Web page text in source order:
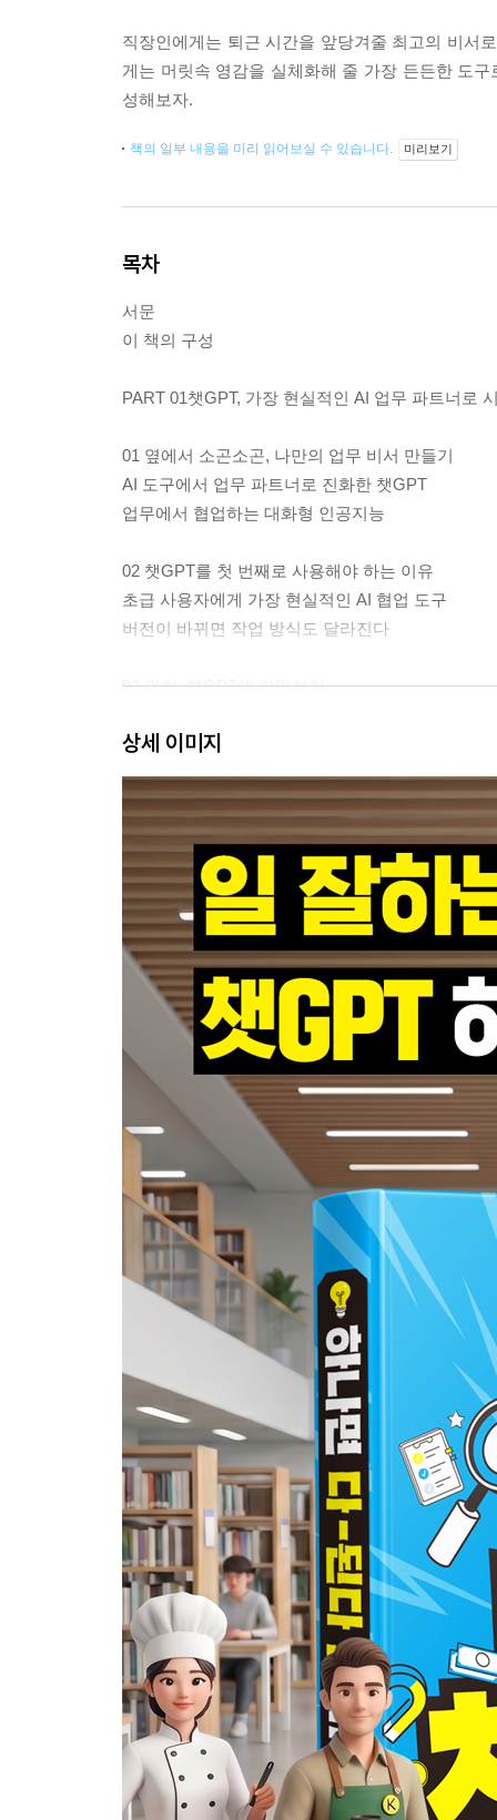
직장인에게는 퇴근 시간을 앞당겨줄 최고의 비서
게는 머릿속 영감을 실체화해 줄 가장 든든한 도
성해보자.
책의 일부 내용을 미리 읽어보실 수 있습니다. 미리보기
목차
서문
이 책의 구성
PART 01챗GPT, 가장 현실적인 AI 업무 파트너로
01 옆에서 소곤소곤, 나만의 업무 비서 만들기
AI 도구에서 업무 파트너로 진화한 챗GPT
업무에서 협업하는 대화형 인공지능
02 챗GPT를 첫 번째로 사용해야 하는 이유
초급 사용자에게 가장 현실적인 AI 협업 도구
버전이 바뀌면 작업 방식도 달라진다
03 먼저, 챗GPT에 가입하기
04 챗GPT, 무료로 쓸까? 유료로 쓸까?
무료는 시작, 유료는 실무를 위한 선택
챗GPT 유료 버전 가입 단계별 가이드
알아두기·챗GPT Go 플랜
알아두기·구독 서비스
의외로 잘 모르는 유료 구독 취소하는 법
05 구석구석 챗GPT 화면의 다양한 기능 익히기
챗GPT 화면 구성 알아보기
06 내게 맞는 맞춤형 챗GPT 만들기
업무 도우미를 위한 개인 설정
개인 맞춤 설정이 만드는 업무 자동화
PART 02 실전 챗GPT, 일 잘하는 AI 비서 만들기
01 챗GPT에게 잘 질문하는 5가지 법칙
1. 질문의 목적을 분명하게 제시하라
알아두기·질문 설계 노하우
2. 대상 독자와 사용 상황을 함께 설명하라
3. 원하는 결과의 형식을 미리 지정하라
4. 상세한 조건과 정보를 함께 제공하라
5. 한 번의 질문으로 끝내지 말고 대화를 통해 완성
02 챗GPT에게 역할 설정하기
같은 질문, 다른 답변을 만드는 역할 설정
역할 설정이 만드는 전문성
03 챗GPT로 검색을 잘하는 3가지 습관
사용자의 의도와 목적을 추가하라
결과의 형태를 먼저 설계하라
단계적 대화로 챗GPT 서치를 활용하라
04 이미지 검색 도구로 분석 활용하기
검색을 결과물로 만들기
이미지 분석과 상품 기획서 만들기
상세 이미지